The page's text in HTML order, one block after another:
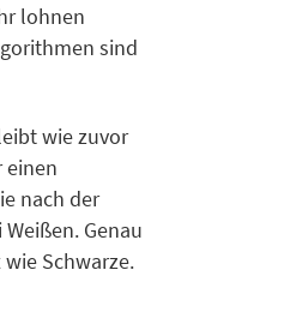
lohnen
sind
wie zuvor
einen
nach der
Genau
Schwarze.